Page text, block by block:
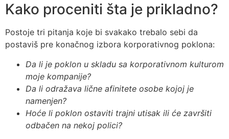
Kako proceniti šta je prikladno?
Postoje tri pitanja koje bi svakako trebalo sebi da
postaviš pre konačnog izbora korporativnog poklona:
Da li je poklon u skladu sa korporativnom kulturom
moje kompanije?
Da li odražava lične afinitete osobe kojoj je
namenjen?
Hoće li poklon ostaviti trajni utisak ili će završiti
odbačen na nekoj polici?